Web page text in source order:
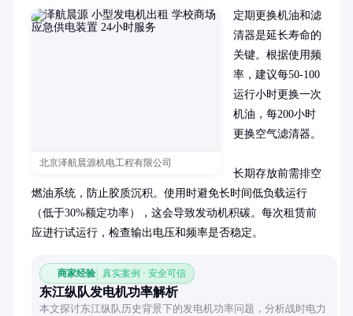
北京泽航晨源机电工程有限公司
定期更换机油和滤
清器是延长寿命的
关键。根据使用频
率，建议每50-100
运行小时更换一次
机油，每200小时
更换空气滤清器。
长期存放前需排空
燃油系统，防止胶质沉积。使用时避免长时间低负载运行
（低于30%额定功率），这会导致发动机积碳。每次租赁前
应进行试运行，检查输出电压和频率是否稳定。
商家经验 真实案例 · 安全可信
东江纵队发电机功率解析
本文探讨东江纵队历史背景下的发电机功率问题，分析战时电力